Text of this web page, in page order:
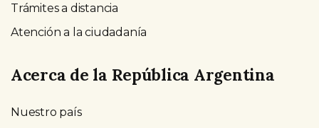
Trámites a distancia
Atención a la ciudadanía
Acerca de la República Argentina
Nuestro país